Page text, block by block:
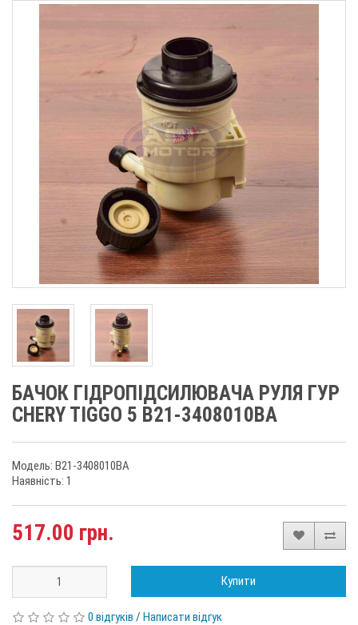
БАЧОК ГІДРОПІДСИЛЮВАЧА РУЛЯ ГУР
CHERY TIGGO 5 B21-3408010BA
Модель: B21-3408010BA
Наявність: 1
517.00 грн.
Купити
0 відгуків / Написати відгук